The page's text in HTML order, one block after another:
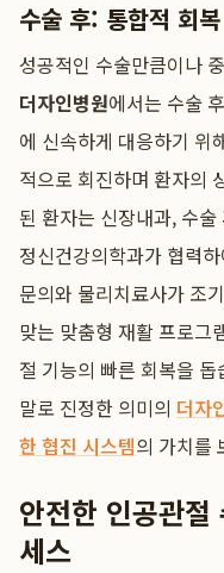
수술 후: 통합적 회
성공적인 수술만큼이나
더자인병원에서는 수술
에 신속하게 대응하기 위
적으로 회진하며 환자의
된 환자는 신장내과, 수
정신건강의학과가 협력
문의와 물리치료사가 조
맞는 맞춤형 재활 프로그
절 기능의 빠른 회복을
말로 진정한 의미의 더자
한 협진 시스템의 가치를
안전한 인공관
세스